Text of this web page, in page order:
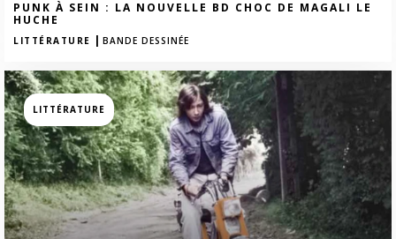
PUNK À SEIN : LA NOUVELLE BD CHOC DE MAGALI LE
HUCHE
LITTÉRATURE | BANDE DESSINÉE
LITTÉRATURE